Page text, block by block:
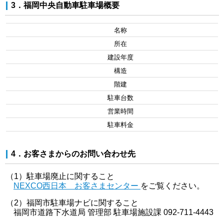
3．福岡中央自動車駐車場概要
名称
所在
建設年度
構造
階建
駐車台数
営業時間
駐車料金
4．お客さまからのお問い合わせ先
（1）駐車場廃止に関すること
NEXCO西日本 お客さまセンター をご覧ください。
（2）福岡市駐車場ナビに関すること
福岡市道路下水道局 管理部 駐車場施設課 092-711-4443